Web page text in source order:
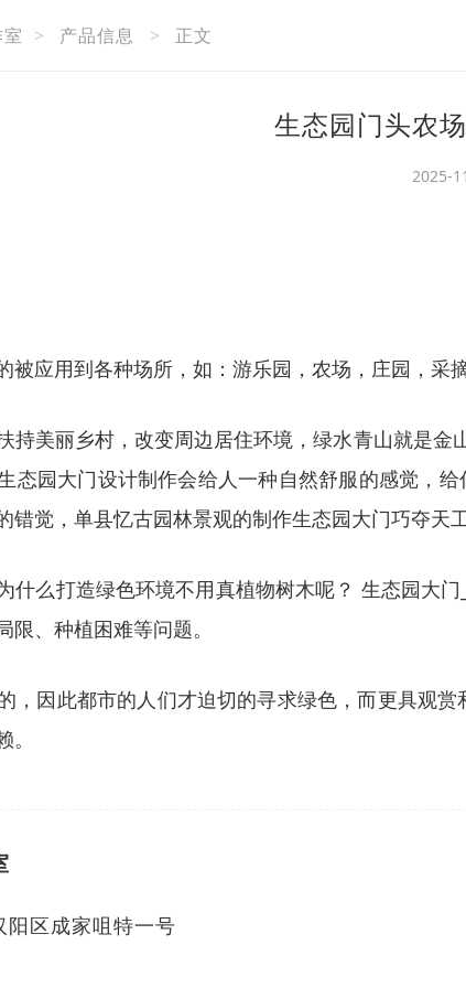
> 产品信息 > 正文
生态园门头农
2025-
被应用到各种场所，如：游乐园，农场，庄园，采
持美丽乡村，改变周边居住环境，绿水青山就是
态园大门设计制作会给人一种自然舒服的感觉，
错觉，单县忆古园林景观的制作生态园大门巧夺天
什么打造绿色环境不用真植物树木呢？ 生态园大
、种植困难等问题。
，因此都市的人们才迫切的寻求绿色，而更具观
阳区成家咀特一号